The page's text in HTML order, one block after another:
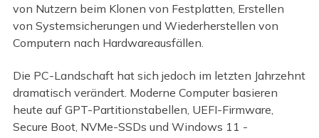
von Nutzern beim Klonen von Festplatten, Erstellen
von Systemsicherungen und Wiederherstellen von
Computern nach Hardwareausfällen.
Die PC-Landschaft hat sich jedoch im letzten Jahrzehnt
dramatisch verändert. Moderne Computer basieren
heute auf GPT-Partitionstabellen, UEFI-Firmware,
Secure Boot, NVMe-SSDs und Windows 11 -